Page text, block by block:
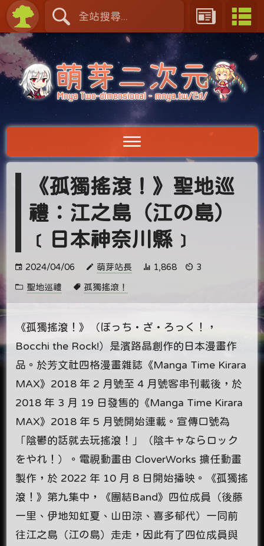
《孤獨搖滾！》聖地巡
禮：江之島（江の島）
﹝日本神奈川縣﹞
2024/04/06 萌芽站長 1,868 3
聖地巡禮 孤獨搖滾！
《孤獨搖滾！》（ぼっち・ざ・ろっく！，
Bocchi the Rock!）是濱路晶創作的日本漫畫作
品。於芳文社四格漫畫雜誌《Manga Time Kirara
MAX》2018 年 2 月號至 4 月號客串刊載後，於
2018 年 3 月 19 日發售的《Manga Time Kirara
MAX》2018 年 5 月號開始連載。宣傳口號為
「陰鬱的話就去玩搖滾！」（陰キャならロック
をやれ！）。電視動畫由 CloverWorks 擔任動畫
製作，於 2022 年 10 月 8 日開始播映。《孤獨搖
滾！》第九集中，《團結Band》四位成員（後藤
一里、伊地知虹夏、山田涼、喜多郁代）一同前
往江之島（江の島）走走，因此有了四位成員與